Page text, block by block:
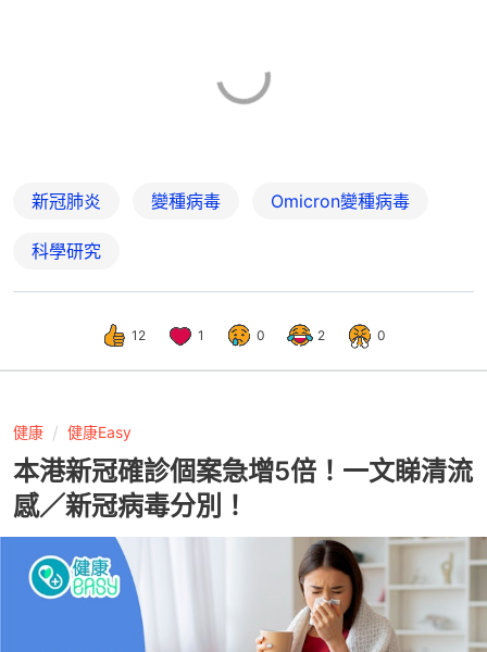
新冠肺炎 變種病毒 Omicron變種病毒
科學研究
12 1 0 2 0
健康 健康Easy
本港新冠確診個案急增5倍！一文睇清流
感／新冠病毒分別！